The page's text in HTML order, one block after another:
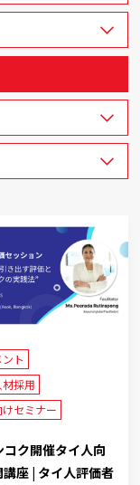
ト
採用
セミナー
コク開催タイ人向
講座 | タイ人評価者